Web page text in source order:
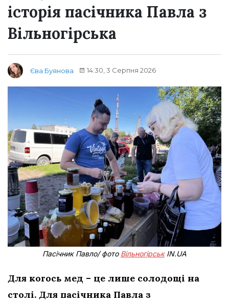
історія пасічника Павла з
Вільногірська
Єва Буянова 14:30, 3 Серпня 2026
Пасічник Павло/ фото ВільногірськIN.UA
Для когось мед – це лише солодощі на
столі. Для пасічника Павла з